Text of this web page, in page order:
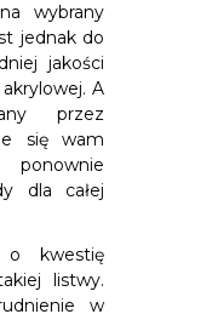
wybrany
jednak do
jakości
A
przez
się wam
ponownie
dla całej
o kwestię
listwy.
w